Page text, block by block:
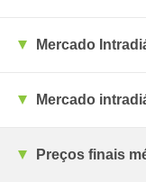
Mercado
Mercado
Preços finais